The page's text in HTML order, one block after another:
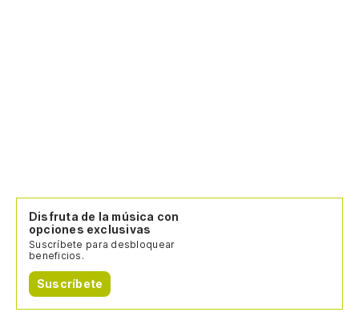
Disfruta de la música con
opciones exclusivas
Suscríbete para desbloquear
beneficios.
Suscríbete